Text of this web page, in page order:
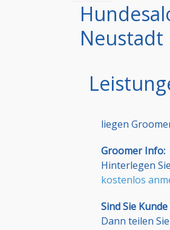
Neustadt
liegen
Groomer Info:
Hinterlegen
kostenlos
Sind Sie
Dann teilen